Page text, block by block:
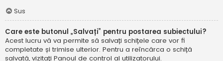
Sus
Care este butonul „Salvați” pentru postarea subiectului?
Acest lucru vă va permite să salvați schițele care vor fi
completate și trimise ulterior. Pentru a reîncărca o schiță
salvată, vizitați Panoul de control al utilizatorului.